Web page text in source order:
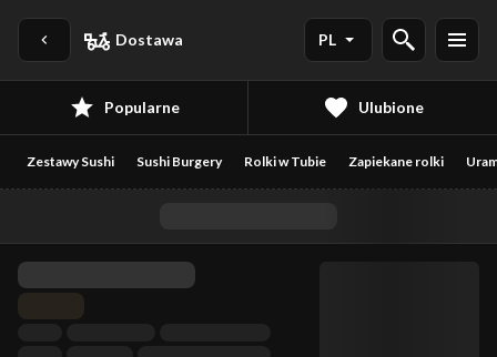
Dostawa PL
Popularne Ulubione
Zestawy Sushi Sushi Burgery Rolki w Tubie Zapiekane rolki